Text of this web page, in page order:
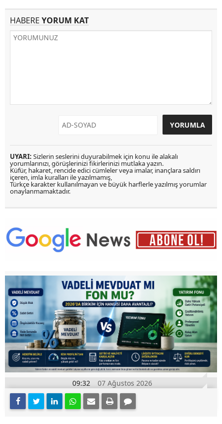
HABERE YORUM KAT
UYARI: Sizlerin seslerini duyurabilmek için konu ile alakalı
yorumlarınızı, görüşlerinizi fikirlerinizi mutlaka yazın.
Küfür, hakaret, rencide edici cümleler veya imalar, inançlara saldırı
içeren, imla kuralları ile yazılmamış,
Türkçe karakter kullanılmayan ve büyük harflerle yazılmış yorumlar
onaylanmamaktadır.
09:32 07 Ağustos 2026